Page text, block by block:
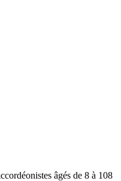
âgés de 8 à 108